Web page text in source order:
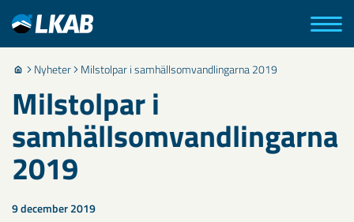
Nyheter Milstolpar i samhällsomvandlingarna 2019
Milstolpar i
samhällsomvandlingarna
2019
9 december 2019